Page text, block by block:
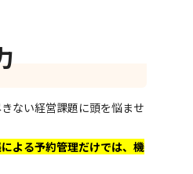
ない経営課題に頭を悩ませ
よる予約管理だけでは、機